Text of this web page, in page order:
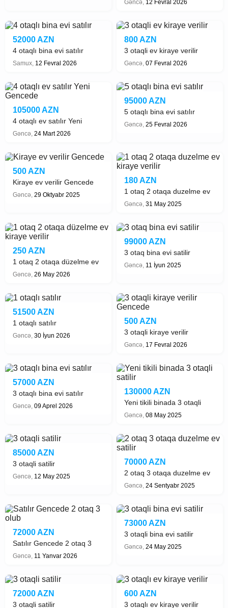
Gəncə, 12 Fevral 2026
52000 AZN
4 otaqlı bina evi satılır
Samux, 12 Fevral 2026
800 AZN
3 otaqli ev kiraye verilir
Gəncə, 07 Fevral 2026
105000 AZN
4 otaqlı ev satılır Yeni
Gencede
Gəncə, 24 Mart 2026
95000 AZN
5 otaqlı bina evi satılır
Gəncə, 25 Fevral 2026
500 AZN
Kiraye ev verilir Gencede
Gəncə, 29 Oktyabr 2025
180 AZN
1 otaq 2 otaqa duzelme ev
kiraye verilir
Gəncə, 31 May 2025
250 AZN
1 otaq 2 otaqa düzelme ev
kiraye verilir
Gəncə, 26 May 2026
99000 AZN
3 otaq bina evi satilir
Gəncə, 11 İyun 2025
51500 AZN
1 otaqlı satılır
Gəncə, 30 İyun 2026
500 AZN
3 otaqli kiraye verilir
Gencede
Gəncə, 17 Fevral 2026
57000 AZN
3 otaqlı bina evi satılır
Gəncə, 09 Aprel 2026
130000 AZN
Yeni tikili binada 3 otaqli
satilir
Gəncə, 08 May 2025
85000 AZN
3 otaqli satilir
Gəncə, 12 May 2025
70000 AZN
2 otaq 3 otaqa duzelme ev
satilir
Gəncə, 24 Sentyabr 2025
72000 AZN
Satılır Gencede 2 otaq 3
olub
Gəncə, 11 Yanvar 2026
73000 AZN
3 otaqli bina evi satilir
Gəncə, 24 May 2025
72000 AZN
3 otaqli satilir
600 AZN
3 otaqlı ev kiraye verilir